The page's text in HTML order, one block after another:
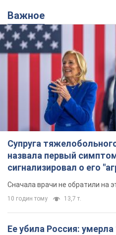
Важное
Супруга
назвала первый
сигнализировал о его
Сначала врачи не обратили на
10 годин тому 13,7 т.
Ее убила Россия: